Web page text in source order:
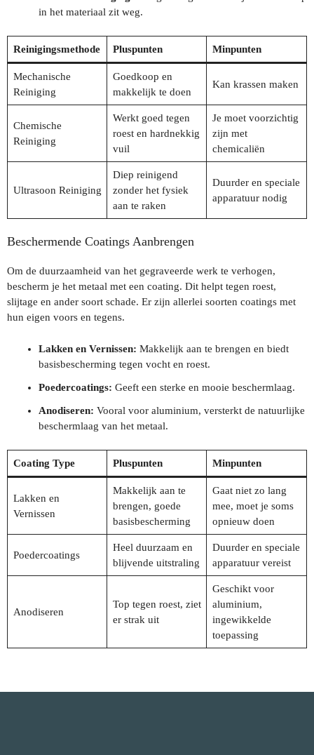
in het materiaal zit weg.
Reinigingsmethode Pluspunten Minpunten
Mechanische
Reiniging
Goedkoop en
makkelijk te doen
Kan krassen maken
Chemische
Reiniging
Werkt goed tegen
roest en hardnekkig
vuil
Je moet voorzichtig
zijn met
chemicaliën
Ultrasoon Reiniging
Diep reinigend
zonder het fysiek
aan te raken
Duurder en speciale
apparatuur nodig
Beschermende Coatings Aanbrengen
Om de duurzaamheid van het gegraveerde werk te verhogen,
bescherm je het metaal met een coating. Dit helpt tegen roest,
slijtage en ander soort schade. Er zijn allerlei soorten coatings met
hun eigen voors en tegens.
Lakken en Vernissen: Makkelijk aan te brengen en biedt
basisbescherming tegen vocht en roest.
Poedercoatings: Geeft een sterke en mooie beschermlaag.
Anodiseren: Vooral voor aluminium, versterkt de natuurlijke
beschermlaag van het metaal.
Coating Type Pluspunten Minpunten
Lakken en
Vernissen
Makkelijk aan te
brengen, goede
basisbescherming
Gaat niet zo lang
mee, moet je soms
opnieuw doen
Poedercoatings
Heel duurzaam en
blijvende uitstraling
Duurder en speciale
apparatuur vereist
Anodiseren
Top tegen roest, ziet
er strak uit
Geschikt voor
aluminium,
ingewikkelde
toepassing